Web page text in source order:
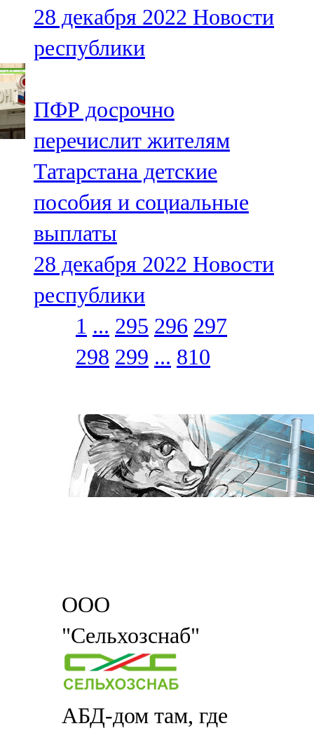
28 декабря 2022 Новости
республики
ПФР досрочно
перечислит жителям
Татарстана детские
пособия и социальные
выплаты
28 декабря 2022 Новости
республики
1 ... 295 296 297
298 299 ... 810
ООО
"Сельхозснаб"
АБД-дом там, где